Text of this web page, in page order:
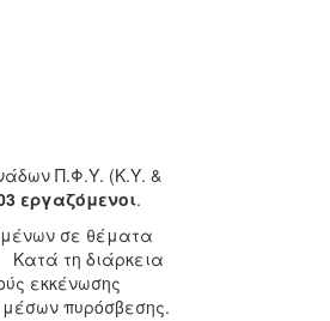
Π.Φ.Υ. (Κ.Υ. &
εργαζόμενοι.
σε θέματα
τη διάρκεια
εκκένωσης
μέσων πυρόσβεσης.